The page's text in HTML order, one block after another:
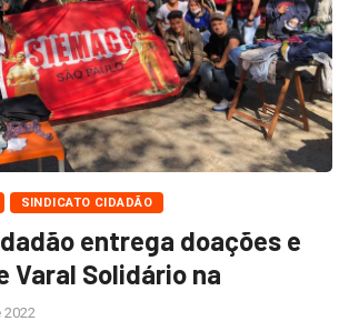
SINDICATO CIDADÃO
entrega doações e
Varal Solidário na
2022